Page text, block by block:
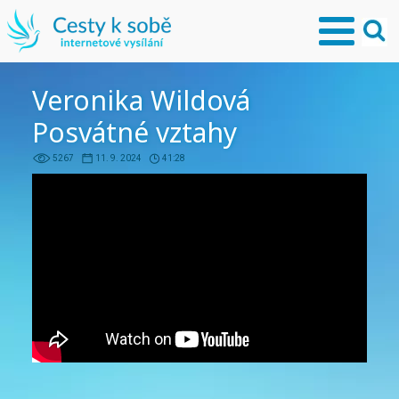
Veronika Wildová
Posvátné vztahy
5267 11. 9. 2024 41:28